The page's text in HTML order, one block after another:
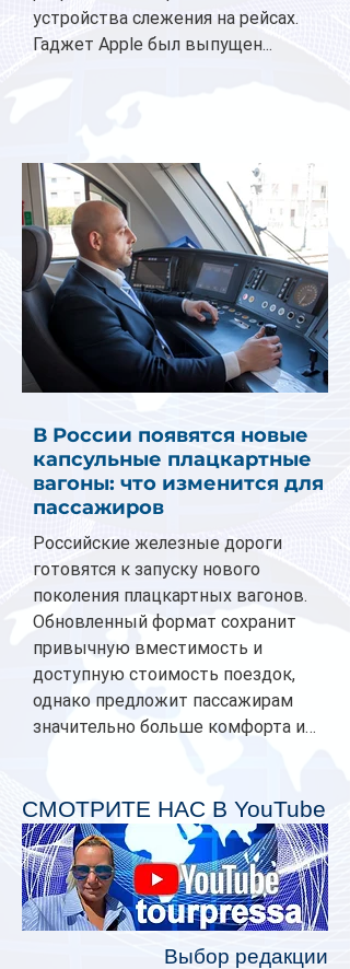
устройства слежения на рейсах.
Гаджет Apple был выпущен...
В России появятся новые
капсульные плацкартные
вагоны: что изменится для
пассажиров
Российские железные дороги
готовятся к запуску нового
поколения плацкартных вагонов.
Обновленный формат сохранит
привычную вместимость и
доступную стоимость поездок,
однако предложит пассажирам
значительно больше комфорта и
планируется начать в 2027 году.
Одним из главных нововведений
станут индивидуальные шторки у
каждого спального места. Они
позволят пассажирам закрыть свою
полку во время сна или отдыха,
СМОТРИТЕ НАС В YouTube
Выбор редакции